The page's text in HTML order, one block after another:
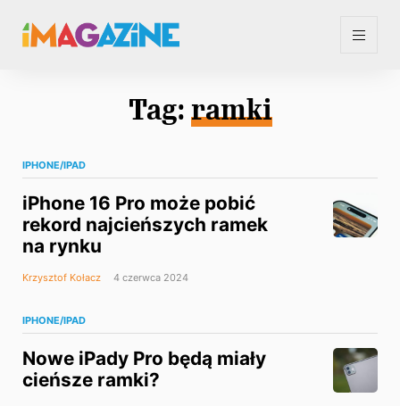
Tag: ramki
IPHONE/IPAD
iPhone 16 Pro może pobić
rekord najcieńszych ramek
na rynku
Krzysztof Kołacz 4 czerwca 2024
IPHONE/IPAD
Nowe iPady Pro będą miały
cieńsze ramki?